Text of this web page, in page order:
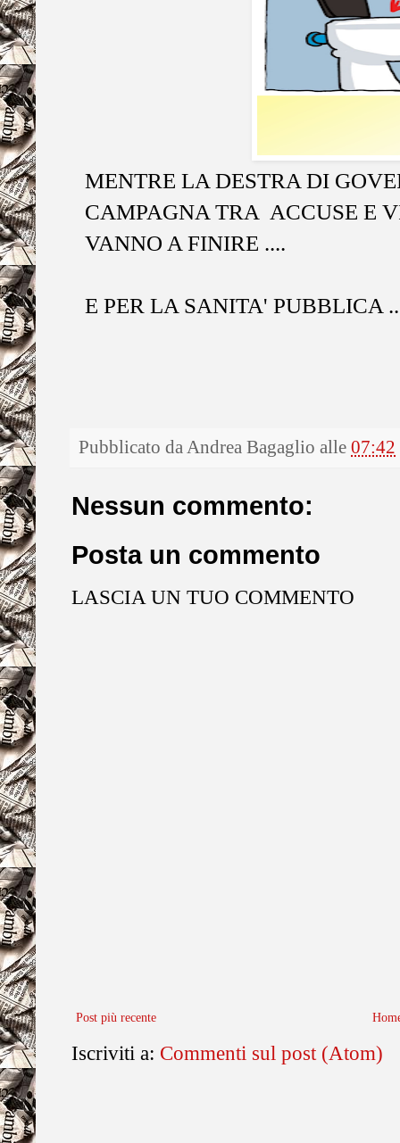
MENTRE LA DESTRA DI
CAMPAGNA TRA ACCUSE E
VANNO A FINIRE ....
E PER LA SANITA' PUBBLICA
Pubblicato daAndrea Bagaglio alle 07:42
Nessun commento:
Posta un commento
LASCIA UN TUO COMMENTO
Post più recente
Iscriviti a: Commenti sul post (Atom)